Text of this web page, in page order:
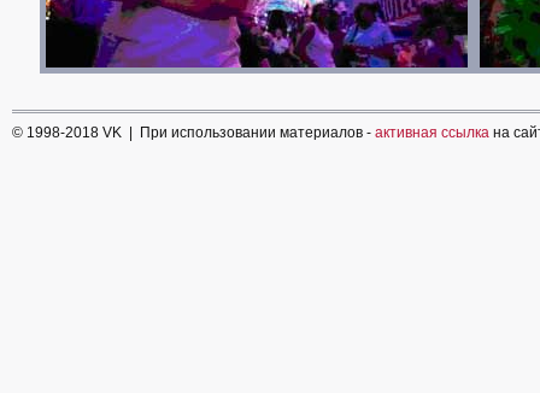
© 1998-2018 VK | При использовании материалов - активная ссылка на